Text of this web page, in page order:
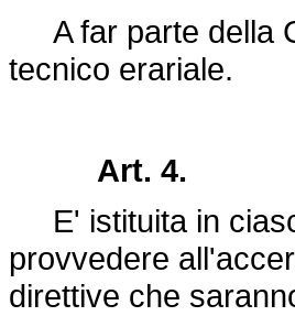
A far parte della
tecnico erariale.
Art. 4.
E' istituita in
provvedere
direttive che